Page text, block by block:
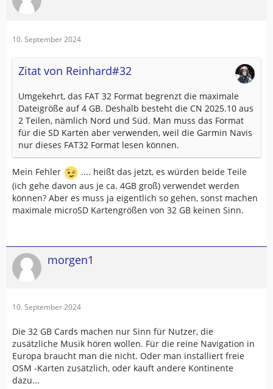
10. September 2024
Zitat von Reinhard#32
Umgekehrt, das FAT 32 Format begrenzt die maximale
Dateigröße auf 4 GB. Deshalb besteht die CN 2025.10 aus
2 Teilen, nämlich Nord und Süd. Man muss das Format
für die SD Karten aber verwenden, weil die Garmin Navis
nur dieses FAT32 Format lesen können.
Mein Fehler
.... heißt das jetzt, es würden beide Teile
(ich gehe davon aus je ca. 4GB groß) verwendet werden
können? Aber es muss ja eigentlich so gehen, sonst machen
maximale microSD Kartengrößen von 32 GB keinen Sinn.
morgen1
10. September 2024
Die 32 GB Cards machen nur Sinn für Nutzer, die
zusätzliche Musik hören wollen. Für die reine Navigation in
Europa braucht man die nicht. Oder man installiert freie
OSM -Karten zusätzlich, oder kauft andere Kontinente
dazu...